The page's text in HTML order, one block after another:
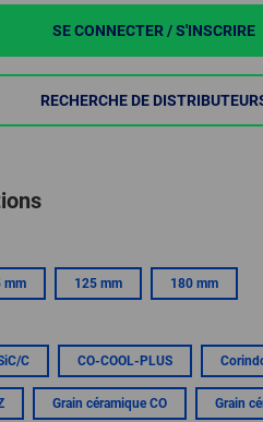
SE CONNECTER / S'INSCRIRE
RECHERCHE DE
mm 125 mm 180 mm
C CO-COOL-PLUS
Grain céramique CO Grain